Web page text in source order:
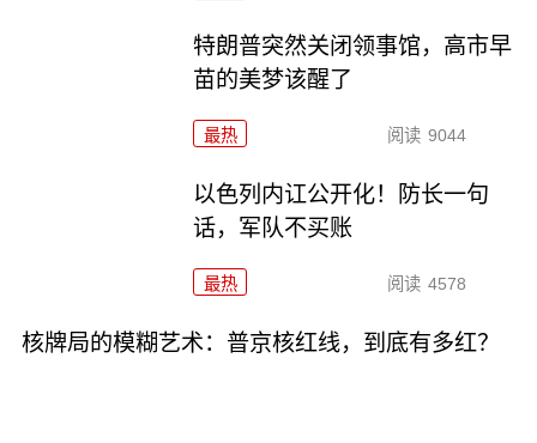
特朗普突然关闭领事馆，高市早
苗的美梦该醒了
最热 阅读 9044
以色列内讧公开化！防长一句
话，军队不买账
最热 阅读 4578
核牌局的模糊艺术：普京核红线，到底有多红？